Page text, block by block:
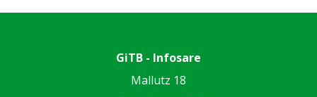
GiTB - Infosare
Mallutz 18